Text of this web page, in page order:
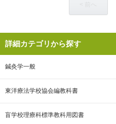
詳細カテゴリから探す
鍼灸学一般
東洋療法学校協会編教科書
盲学校理療科標準教科用図書